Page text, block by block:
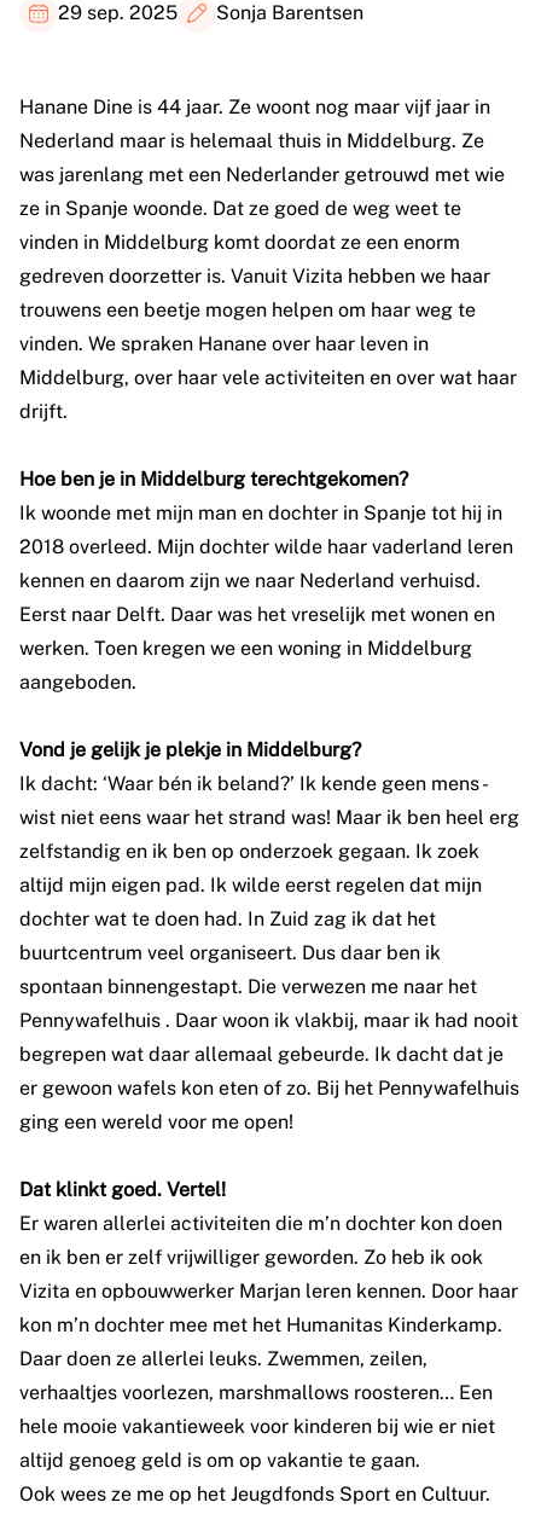
29 sep. 2025 Sonja Barentsen
Hanane Dine is 44 jaar. Ze woont nog maar vijf jaar in
Nederland maar is helemaal thuis in Middelburg. Ze
was jarenlang met een Nederlander getrouwd met wie
ze in Spanje woonde. Dat ze goed de weg weet te
vinden in Middelburg komt doordat ze een enorm
gedreven doorzetter is. Vanuit Vizita hebben we haar
trouwens een beetje mogen helpen om haar weg te
vinden. We spraken Hanane over haar leven in
Middelburg, over haar vele activiteiten en over wat haar
drijft.
Hoe ben je in Middelburg terechtgekomen?
Ik woonde met mijn man en dochter in Spanje tot hij in
2018 overleed. Mijn dochter wilde haar vaderland leren
kennen en daarom zijn we naar Nederland verhuisd.
Eerst naar Delft. Daar was het vreselijk met wonen en
werken. Toen kregen we een woning in Middelburg
aangeboden.
Vond je gelijk je plekje in Middelburg?
Ik dacht: ‘Waar bén ik beland?’ Ik kende geen mens -
wist niet eens waar het strand was! Maar ik ben heel erg
zelfstandig en ik ben op onderzoek gegaan. Ik zoek
altijd mijn eigen pad. Ik wilde eerst regelen dat mijn
dochter wat te doen had. In Zuid zag ik dat het
buurtcentrum veel organiseert. Dus daar ben ik
spontaan binnengestapt. Die verwezen me naar het
Pennywafelhuis . Daar woon ik vlakbij, maar ik had nooit
begrepen wat daar allemaal gebeurde. Ik dacht dat je
er gewoon wafels kon eten of zo. Bij het Pennywafelhuis
ging een wereld voor me open!
Dat klinkt goed. Vertel!
Er waren allerlei activiteiten die m’n dochter kon doen
en ik ben er zelf vrijwilliger geworden. Zo heb ik ook
Vizita en opbouwwerker Marjan leren kennen. Door haar
kon m’n dochter mee met het Humanitas Kinderkamp.
Daar doen ze allerlei leuks. Zwemmen, zeilen,
verhaaltjes voorlezen, marshmallows roosteren… Een
hele mooie vakantieweek voor kinderen bij wie er niet
altijd genoeg geld is om op vakantie te gaan.
Ook wees ze me op het Jeugdfonds Sport en Cultuur.